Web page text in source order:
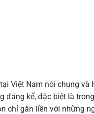
Việt Nam nói chung và
đáng kể, đặc biệt là trong
chỉ gắn liền với những